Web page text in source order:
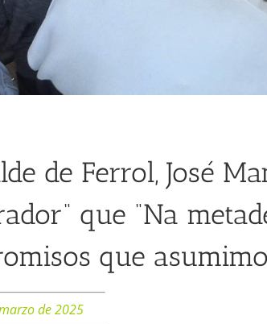
de Ferrol, José
que “Na
que
de 2025